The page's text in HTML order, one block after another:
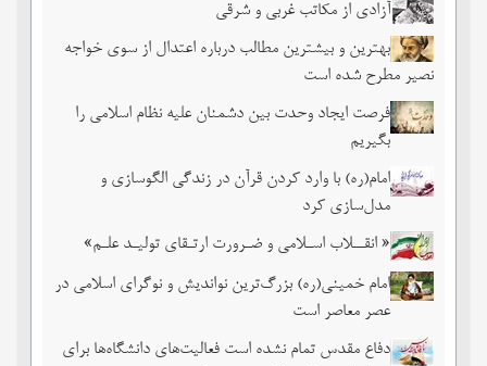
آزادی از مکاتب غربی و شرقی
بهترین و بیشترین مطالب درباره اعتدال از سوی خواجه
نصیر مطرح شده است
فرصت ایجاد وحدت بین دشمنان علیه نظام اسلامی را
بگیریم
امام(ره) با وارد کردن قرآن در زندگی الگوسازی و
مدل‌سازی کرد
« انقــلاب اسـلامی و ضـرورت ارتـقای تولیـد علـم»
امام خمینی(ره) بزرگ‌ترین نواندیش و نوگرای اسلامی در
عصر معاصر است
دفاع مقدس تمام نشده است فعالیت‌های دانشگاه‌ها برای